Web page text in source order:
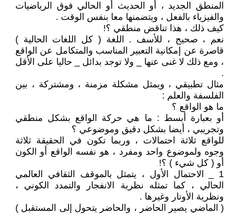
المنطق الجديد ، أو الحديث أو الحالي فوق الرياضيات
والفيزياء بالفعل ، ويتضمنها معا بنفس الوقت .
كيف ذلك ، هذا تناقض منطقي ؟!
نعم ، صحيح ، للأسف . اللغة ( كل اللغات الحالية )
قاصرة عن إمكانية التعبير المناسب والمتكامل عن الواقع
، ومع ذلك لا غنى عنها _ ولا توجد بدائل _ حاليا على الأقل
.
مثال تطبيقي ، ويمثل مشكلة مزمنة ، ومشتركة ، بين
الفلسفة والعلم :
ما هو الواقع ؟
أو بعبارة أبسط : ما هي حركة الواقع بشكل منطقي
وتجريبي ، أيضا بشكل دقيق وموضوعي ؟
للواقع ثلاثة احتمالات ، وربما تكون في الحقيقة ثلاثة
وجوه ولموضوع واحد ومفرد ، هو نفسه الواقع أو الكون
أو ( كل شيء ) ؟!
1 _ الاحتمال الأول ، يتمثل بالموقف الثقافي العالمي
الحالي ، كما تمثله نظرية الانفجار والتمدد الكوني ،
ونظرية الأوتار وغيرها .
( الماضي يصير الحاضر ، والحاضر يتحول إلى المستقبل )